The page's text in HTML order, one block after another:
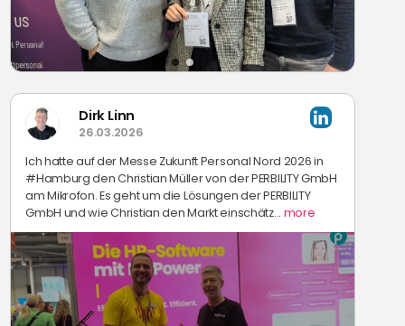
Dirk Linn
26.03.2026
Ich hatte auf der Messe Zukunft Personal Nord 2026 in
#Hamburg den Christian Müller von der PERBILITY GmbH
am Mikrofon. Es geht um die Lösungen der PERBILITY
GmbH und wie Christian den Markt einschätz... more